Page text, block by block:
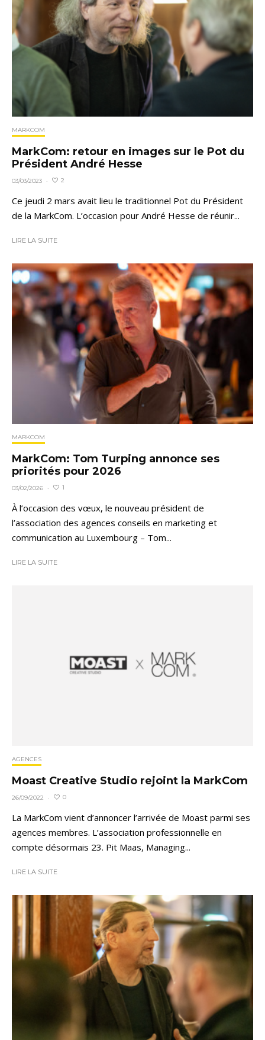
MARKCOM
MarkCom: retour en images sur le Pot du
Président André Hesse
03/03/2023 · 2
Ce jeudi 2 mars avait lieu le traditionnel Pot du Président
de la MarkCom. L’occasion pour André Hesse de réunir...
LIRE LA SUITE
MARKCOM
MarkCom: Tom Turping annonce ses
priorités pour 2026
03/02/2026 · 1
À l’occasion des vœux, le nouveau président de
l’association des agences conseils en marketing et
communication au Luxembourg – Tom...
LIRE LA SUITE
AGENCES
Moast Creative Studio rejoint la MarkCom
26/09/2022 · 0
La MarkCom vient d’annoncer l’arrivée de Moast parmi ses
agences membres. L’association professionnelle en
compte désormais 23. Pit Maas, Managing...
LIRE LA SUITE